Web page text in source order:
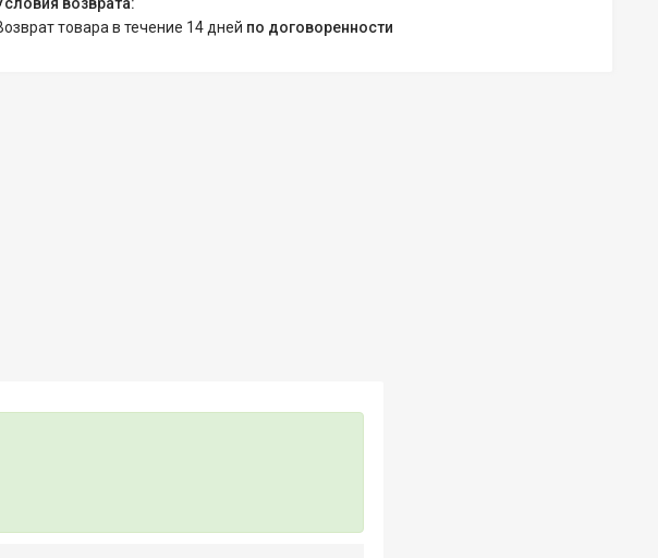
возврат товара в течение 14 дней по договоренности